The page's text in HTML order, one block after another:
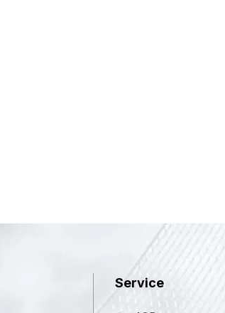
Service